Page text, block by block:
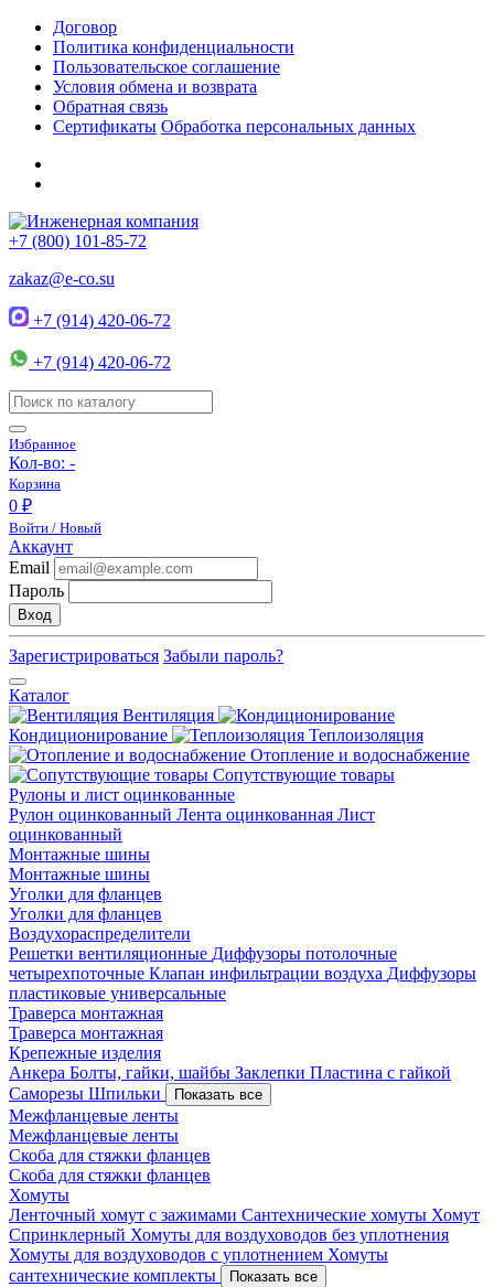
Договор
Политика конфиденциальности
Пользовательское соглашение
Условия обмена и возврата
Обратная связь
Сертификаты Обработка персональных данных
+7 (800) 101-85-72
zakaz@e-co.su
+7 (914) 420-06-72
+7 (914) 420-06-72
Избранное
Кол-во: -
Корзина
0 ₽
Войти / Новый
Аккаунт
Email
Пароль
Вход
Зарегистрироваться Забыли пароль?
Каталог
Вентиляция
Кондиционирование
Теплоизоляция
Отопление и водоснабжение
Сопутствующие товары
Рулоны и лист оцинкованные
Рулон оцинкованный Лента оцинкованная Лист
оцинкованный
Монтажные шины
Монтажные шины
Уголки для фланцев
Уголки для фланцев
Воздухораспределители
Решетки вентиляционные Диффузоры потолочные
четырехпоточные Клапан инфильтрации воздуха Диффузоры
пластиковые универсальные
Траверса монтажная
Траверса монтажная
Крепежные изделия
Анкера Болты, гайки, шайбы Заклепки Пластина с гайкой
Саморезы Шпильки Показать все
Межфланцевые ленты
Межфланцевые ленты
Скоба для стяжки фланцев
Скоба для стяжки фланцев
Хомуты
Ленточный хомут с зажимами Сантехнические хомуты Хомут
Спринклерный Хомуты для воздуховодов без уплотнения
Хомуты для воздуховодов с уплотнением Хомуты
сантехнические комплекты
Показать все